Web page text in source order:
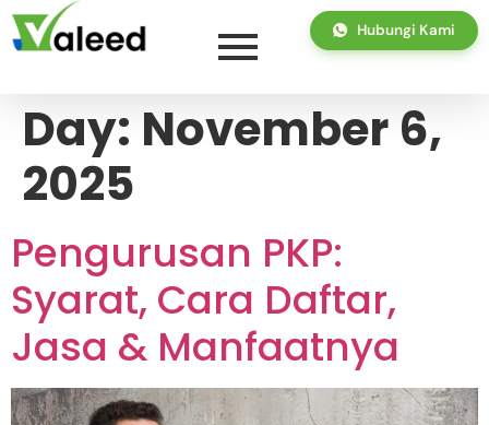
Hubungi Kami
Day: November 6,
2025
Pengurusan PKP:
Syarat, Cara Daftar,
Jasa & Manfaatnya